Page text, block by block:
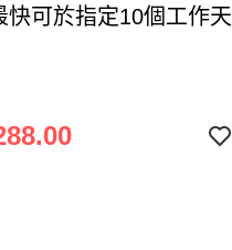
可於指定10個工作天